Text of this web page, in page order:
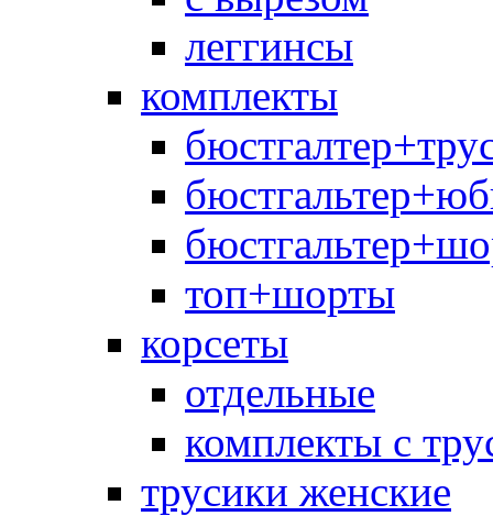
леггинсы
комплекты
топ+шорты
корсеты
отдельные
комплекты с
трусики женские